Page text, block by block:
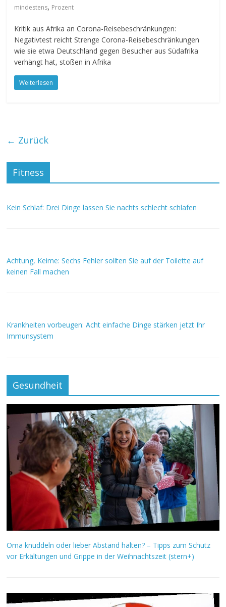
mindestens, Prozent
Kritik aus Afrika an Corona-Reisebeschränkungen:
Negativtest reicht Strenge Corona-Reisebeschränkungen
wie sie etwa Deutschland gegen Besucher aus Südafrika
verhängt hat, stoßen in Afrika
Weiterlesen
← Zurück
Fitness
Kein Schlaf: Drei Dinge lassen Sie nachts schlecht schlafen
Achtung, Keime: Sechs Fehler sollten Sie auf der Toilette auf
keinen Fall machen
Krankheiten vorbeugen: Acht einfache Dinge stärken jetzt Ihr
Immunsystem
Gesundheit
Oma knuddeln oder lieber Abstand halten? – Tipps zum Schutz
vor Erkältungen und Grippe in der Weihnachtszeit (stern+)